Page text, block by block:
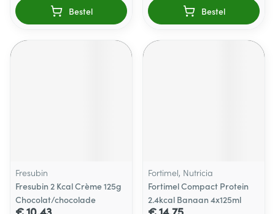
Bestel Bestel
Fresubin
Fresubin 2 Kcal Crème 125g
Chocolat/chocolade
Fortimel, Nutricia
Fortimel Compact Protein
2.4kcal Banaan 4x125ml